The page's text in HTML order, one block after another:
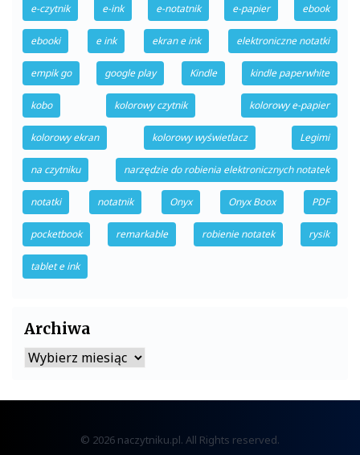
e-czytnik e-ink e-notatnik e-papier ebook
ebooki e ink ekran e ink elektroniczne notatki
empik go google play Kindle kindle paperwhite
kobo kolorowy czytnik kolorowy e-papier
kolorowy ekran kolorowy wyświetlacz Legimi
na czytniku narzędzie do robienia elektronicznych notatek
notatki notatnik Onyx Onyx Boox PDF
pocketbook remarkable robienie notatek rysik
tablet e ink
Archiwa
Archiwa
© 2026 naczytniku.pl. All Rights reserved.